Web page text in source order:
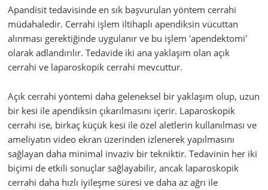
Apandisit tedavisinde en sık başvurulan yöntem cerrahi
müdahaledir. Cerrahi işlem iltihaplı apendiksin vücuttan
alınması gerektiğinde uygulanır ve bu işlem 'apendektomi'
olarak adlandırılır. Tedavide iki ana yaklaşım olan açık
cerrahi ve laparoskopik cerrahi mevcuttur.
Açık cerrahi yöntemi daha geleneksel bir yaklaşım olup, uzun
bir kesi ile apendiksin çıkarılmasını içerir. Laparoskopik
cerrahi ise, birkaç küçük kesi ile özel aletlerin kullanılması ve
ameliyatın video ekran üzerinden izlenerek yapılmasını
sağlayan daha minimal invaziv bir tekniktir. Tedavinin her iki
biçimi de etkili sonuçlar sağlayabilir, ancak laparoskopik
cerrahi daha hızlı iyileşme süresi ve daha az ağrı ile